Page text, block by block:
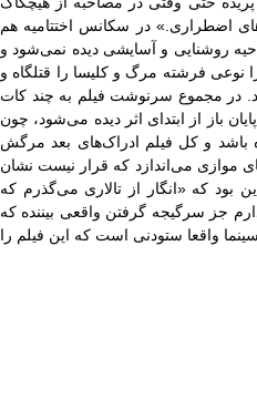
اضطراری.» در سکانس اختتامیه هم
روشنایی و آسایشی دیده نمی‌شود و
نوعی فرشته مرگ و کلیسا را قتلگاه و
در مجموع سرنوشت فیلم به چند کات
باز از ابتدای اثر دیده می‌شود، چون
و کل فیلم ادرا‌ک‌های بعد مرگش
موازی‌ می‌اندازد که قرار نیست نشان
بود که «انگار از تالاری می‌گذرم که‌
جز سرگیجه گرفتن واقعی بیننده که
واقعا ستودنی است که این فیلم را